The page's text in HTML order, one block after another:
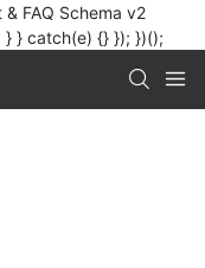
FAQ Schema v2
} catch(e) {} }); })();